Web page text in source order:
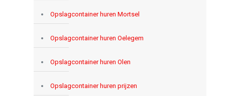
Opslagcontainer huren Mortsel
Opslagcontainer huren Oelegem
Opslagcontainer huren Olen
Opslagcontainer huren prijzen